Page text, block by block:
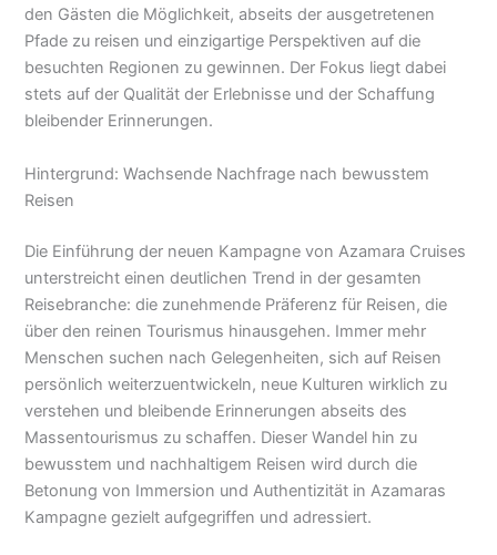
den Gästen die Möglichkeit, abseits der ausgetretenen
Pfade zu reisen und einzigartige Perspektiven auf die
besuchten Regionen zu gewinnen. Der Fokus liegt dabei
stets auf der Qualität der Erlebnisse und der Schaffung
bleibender Erinnerungen.
Hintergrund: Wachsende Nachfrage nach bewusstem
Reisen
Die Einführung der neuen Kampagne von Azamara Cruises
unterstreicht einen deutlichen Trend in der gesamten
Reisebranche: die zunehmende Präferenz für Reisen, die
über den reinen Tourismus hinausgehen. Immer mehr
Menschen suchen nach Gelegenheiten, sich auf Reisen
persönlich weiterzuentwickeln, neue Kulturen wirklich zu
verstehen und bleibende Erinnerungen abseits des
Massentourismus zu schaffen. Dieser Wandel hin zu
bewusstem und nachhaltigem Reisen wird durch die
Betonung von Immersion und Authentizität in Azamaras
Kampagne gezielt aufgegriffen und adressiert.